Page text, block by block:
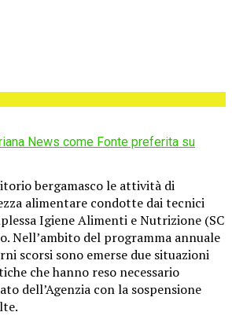
News come Fonte preferita su
bergamasco le attività di
alimentare condotte dai tecnici
Igiene Alimenti e Nutrizione (SC
Nell’ambito del programma annuale
scorsi sono emerse due situazioni
che hanno reso necessario
dell’Agenzia con la sospensione